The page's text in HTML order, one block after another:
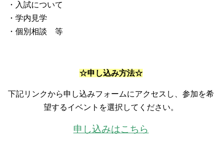
・入試について
・学内見学
・個別相談 等
☆申し込み方法☆
下記リンクから申し込みフォームにアクセスし、参加を希
望するイベントを選択してください。
申し込みはこちら